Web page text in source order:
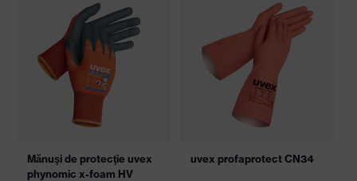
Mănuşi de protecţie uvex
phynomic x-foam HV
uvex profaprotect CN34